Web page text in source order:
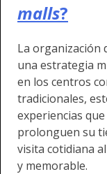
malls?
La organización
una estrategia
en los centros
tradicionales,
experiencias
prolonguen su
visita cotidiana al
y memorable.